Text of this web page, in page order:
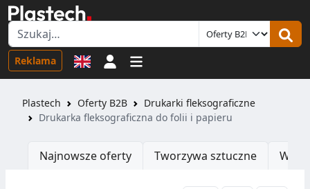
Reklama Logowanie
Plastech Oferty B2B
Drukarki fleksograficzne
Drukarka fleksograficzna do folii i papieru
Najnowsze oferty Tworzywa sztuczne